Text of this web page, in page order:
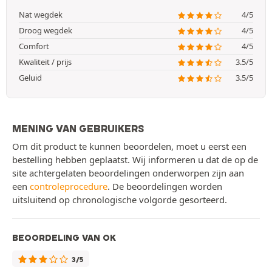
Nat wegdek
4/5
Droog wegdek
4/5
Comfort
4/5
Kwaliteit / prijs
3.5/5
Geluid
3.5/5
MENING VAN GEBRUIKERS
Om dit product te kunnen beoordelen, moet u eerst een
bestelling hebben geplaatst. Wij informeren u dat de op de
site achtergelaten beoordelingen onderworpen zijn aan
een controleprocedure. De beoordelingen worden
uitsluitend op chronologische volgorde gesorteerd.
BEOORDELING VAN OK
3/5